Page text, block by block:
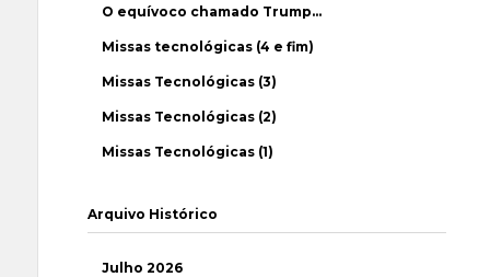
O equívoco chamado Trump…
Missas tecnológicas (4 e fim)
Missas Tecnológicas (3)
Missas Tecnológicas (2)
Missas Tecnológicas (1)
Arquivo Histórico
Julho 2026